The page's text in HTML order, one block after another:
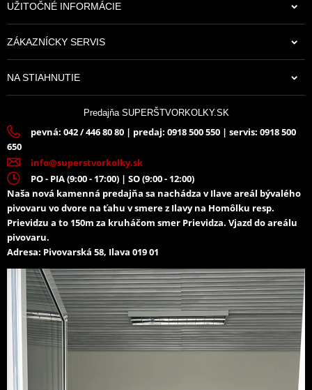
UŽITOČNÉ INFORMÁCIE
ZÁKAZNÍCKY SERVIS
NA STIAHNUTIE
Predajňa SUPERŠTVORKOLKY.SK
pevná: 042 / 446 80 80 | predaj: 0918 500 550 | servis: 0918 500
650
info@superstvorkolky.sk
PO - PIA (9:00 - 17:00) | SO (9:00 - 12:00)
Naša nová kamenná predajňa sa nachádza v Ilave areál bývalého
pivovaru vo dvore na ťahu v smere z Ilavy na Homôlku resp.
Prievidzu a to 150m za kruháčom smer Prievidza. Vjazd do areálu
pivovaru.
Adresa: Pivovarská 58, Ilava 019 01